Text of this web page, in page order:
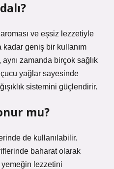
ve eşsiz lezzetiyle
kadar geniş bir kullanım
zamanda birçok sağlık
yağlar sayesinde
sistemini güçlendirir.
mu?
de kullanılabilir.
baharat olarak
lezzetini